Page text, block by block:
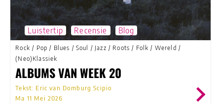
Luistertip Recensie Blog
Rock / Pop / Blues / Soul / Jazz / Roots / Folk / Wereld /
(Neo)Klassiek
ALBUMS VAN WEEK 20
Tekst: Eric van Domburg Scipio
Ma 11 Mei 2026